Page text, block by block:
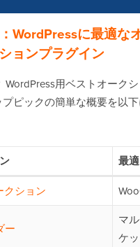
WordPressに最適な
ションプラグイン
WordPress用ベストオーク
ピックの簡単な概要を以
最適
クション
ー
マ
ケッ